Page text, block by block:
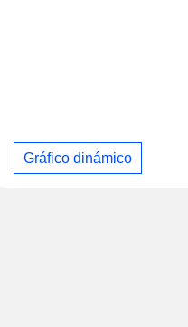
Gráfico dinámico